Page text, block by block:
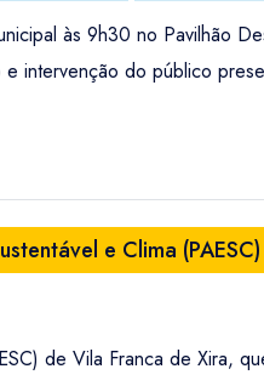
às 9h30 no Pavilhão
intervenção do público
e Clima
de Vila Franca de Xira,